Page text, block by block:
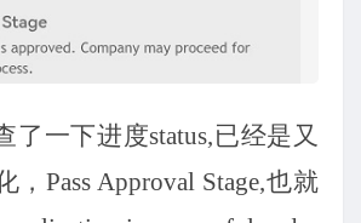
了一下进度status,已经是又
Pass Approval Stage,也就